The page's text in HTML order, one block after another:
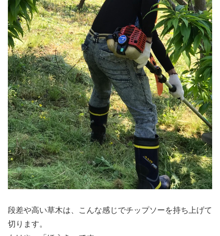
段差や高い草木は、こんな感じでチップソーを持ち上げて
切ります。